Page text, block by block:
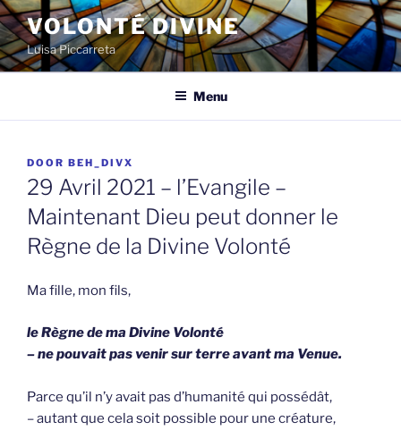
Spring
naar
de
inhoud
VOLONTÉ DIVINE
Luisa Piccarreta
Menu
GEPLAATST
OP
DOOR BEH_DIVX
29 Avril 2021 – l’Evangile –
Maintenant Dieu peut donner le
Règne de la Divine Volonté
Ma fille, mon fils,
leRègne de ma Divine Volonté
– ne pouvait pas venir sur terre avant ma Venue.
Parce qu’il n’y avait pas d’humanité qui possédât,
– autant que cela soit possible pour une créature,